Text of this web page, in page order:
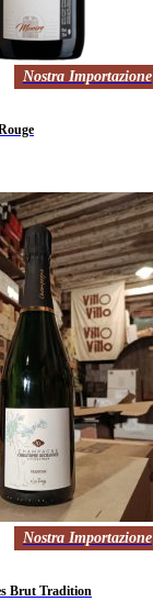
Nostra Importazione
Nostra Importazione
Brut Tradition